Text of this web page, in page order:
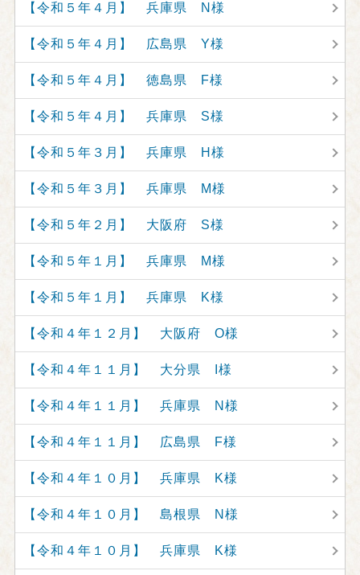
【令和５年４月】 兵庫県 N様
【令和５年４月】 広島県 Y様
【令和５年４月】 徳島県 F様
【令和５年４月】 兵庫県 S様
【令和５年３月】 兵庫県 H様
【令和５年３月】 兵庫県 M様
【令和５年２月】 大阪府 S様
【令和５年１月】 兵庫県 M様
【令和５年１月】 兵庫県 K様
【令和４年１２月】 大阪府 O様
【令和４年１１月】 大分県 I様
【令和４年１１月】 兵庫県 N様
【令和４年１１月】 広島県 F様
【令和４年１０月】 兵庫県 K様
【令和４年１０月】 島根県 N様
【令和４年１０月】 兵庫県 K様